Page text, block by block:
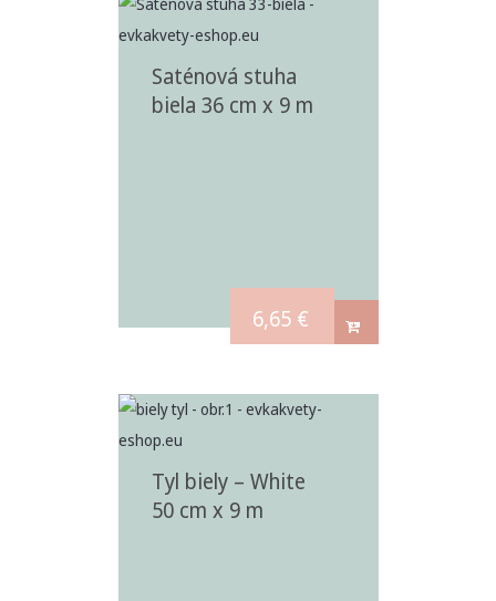
Saténová stuha
biela 36 cm x 9 m
6,65 €
Tyl biely – White
50 cm x 9 m